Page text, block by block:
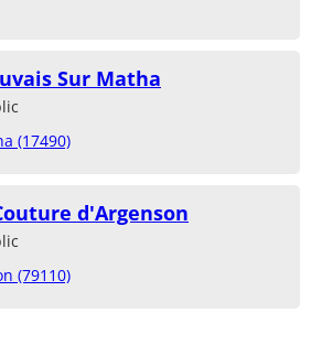
Sur Matha
(17490)
d'Argenson
(79110)